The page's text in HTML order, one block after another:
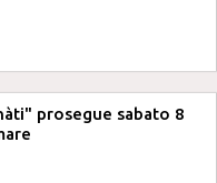
prosegue sabato 8